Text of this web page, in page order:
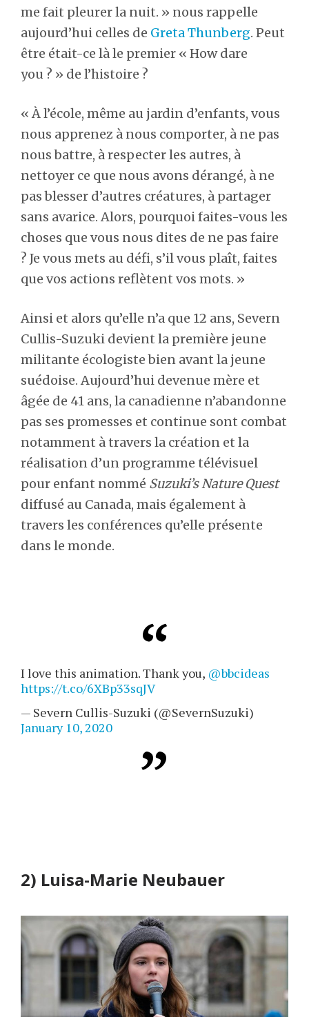
me fait pleurer la nuit. » nous rappelle
aujourd’hui celles de Greta Thunberg. Peut
être était-ce là le premier « How dare
you ? » de l’histoire ?
« À l’école, même au jardin d’enfants, vous
nous apprenez à nous comporter, à ne pas
nous battre, à respecter les autres, à
nettoyer ce que nous avons dérangé, à ne
pas blesser d’autres créatures, à partager
sans avarice. Alors, pourquoi faites-vous les
choses que vous nous dites de ne pas faire
? Je vous mets au défi, s’il vous plaît, faites
que vos actions reflètent vos mots. »
Ainsi et alors qu’elle n’a que 12 ans, Severn
Cullis-Suzuki devient la première jeune
militante écologiste bien avant la jeune
suédoise. Aujourd’hui devenue mère et
âgée de 41 ans, la canadienne n’abandonne
pas ses promesses et continue sont combat
notamment à travers la création et la
réalisation d’un programme télévisuel
pour enfant nommé Suzuki’s Nature Quest
diffusé au Canada, mais également à
travers les conférences qu’elle présente
dans le monde.
I love this animation. Thank you, @bbcideas
https://t.co/6XBp33sqJV
— Severn Cullis-Suzuki (@SevernSuzuki)
January 10, 2020
2) Luisa-Marie Neubauer